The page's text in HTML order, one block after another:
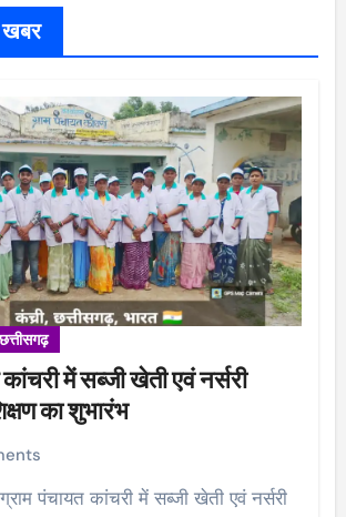
खबर
में सब्जी खेती एवं नर्सरी
का शुभारंभ